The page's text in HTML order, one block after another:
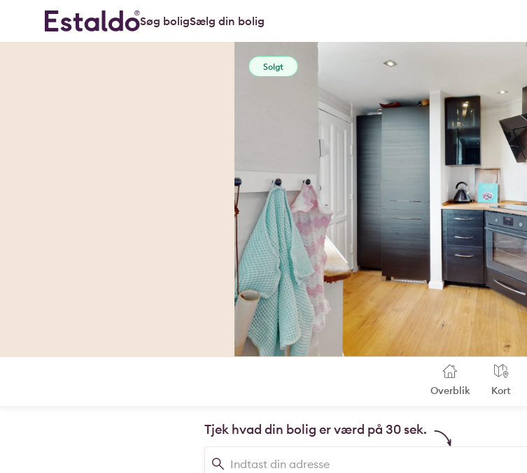
Søg boligSælg din bolig
Solgt
Overblik Kort
Tjek hvad din bolig er værd på 30 sek.